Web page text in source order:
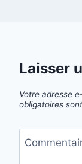
Laisser
Votre adresse
obligatoires